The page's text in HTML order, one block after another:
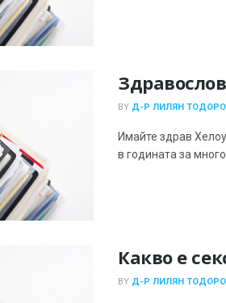
BY Д-Р ЛИЛЯН
Имайте здрав
в годината за
Какво е
BY Д-Р ЛИЛЯН